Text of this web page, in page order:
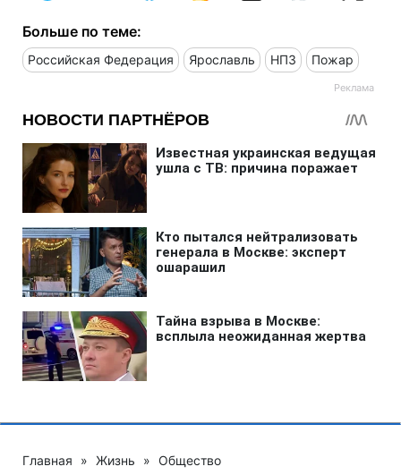
Больше по теме:
Российская Федерация Ярославль НПЗ Пожар
Главная » Жизнь » Общество